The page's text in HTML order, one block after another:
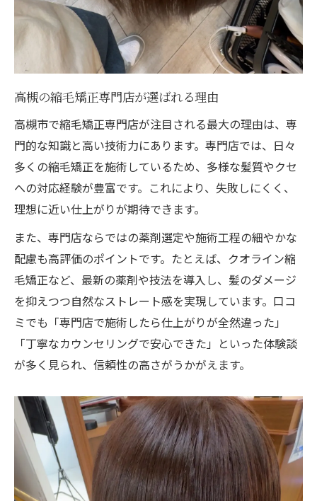
高槻の縮毛矯正専門店が選ばれる理由
高槻市で縮毛矯正専門店が注目される最大の理由は、専
門的な知識と高い技術力にあります。専門店では、日々
多くの縮毛矯正を施術しているため、多様な髪質やクセ
への対応経験が豊富です。これにより、失敗しにくく、
理想に近い仕上がりが期待できます。
また、専門店ならではの薬剤選定や施術工程の細やかな
配慮も高評価のポイントです。たとえば、クオライン縮
毛矯正など、最新の薬剤や技法を導入し、髪のダメージ
を抑えつつ自然なストレート感を実現しています。口コ
ミでも「専門店で施術したら仕上がりが全然違った」
「丁寧なカウンセリングで安心できた」といった体験談
が多く見られ、信頼性の高さがうかがえます。